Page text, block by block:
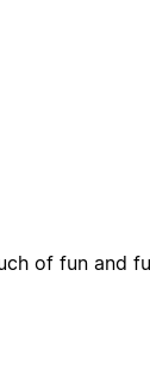
of fun and